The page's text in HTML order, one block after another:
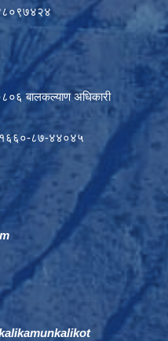
बालकल्याण अधिकारी
१६६०-८७-४४०४५